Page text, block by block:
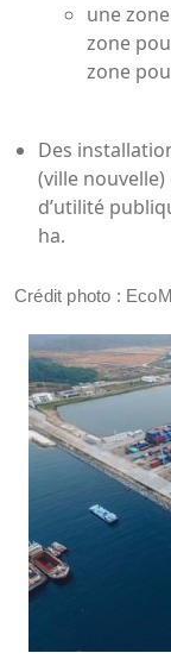
une
zone
zone
Des
(ville
d’utilité
ha.
Crédit photo :